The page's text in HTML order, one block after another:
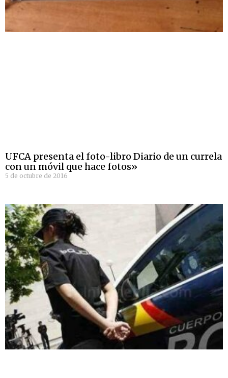
UFCA presenta el foto-libro Diario de un currela
con un móvil que hace fotos»
5 de octubre de 2016